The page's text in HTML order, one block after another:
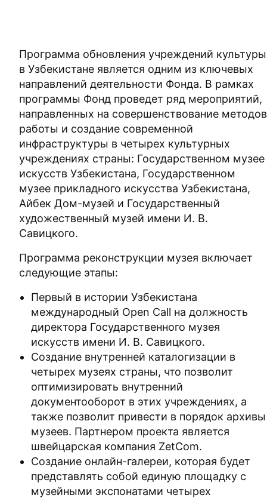
Программа обновления учреждений культуры
в Узбекистане является одним из ключевых
направлений деятельности Фонда. В рамках
программы Фонд проведет ряд мероприятий,
направленных на совершенствование методов
работы и создание современной
инфраструктуры в четырех культурных
учреждениях страны: Государственном музее
искусств Узбекистана, Государственном
музее прикладного искусства Узбекистана,
Айбек Дом-музей и Государственный
художественный музей имени И. В.
Савицкого.
Программа реконструкции музея включает
следующие этапы:
Первый в истории Узбекистана
международный Open Call на должность
директора Государственного музея
искусств имени И. В. Савицкого.
Создание внутренней каталогизации в
четырех музеях страны, что позволит
оптимизировать внутренний
документооборот в этих учреждениях, а
также позволит привести в порядок архивы
музеев. Партнером проекта является
швейцарская компания ZetCom.
Создание онлайн-галереи, которая будет
представлять собой единую площадку с
музейными экспонатами четырех